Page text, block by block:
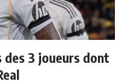
des 3 joueurs dont